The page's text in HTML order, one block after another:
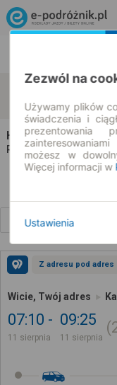
11.08.2026 | -- : --
Hoper1 - Przewozy
Rozkład jazdy i bilety |
Z adresu pod adres
Wicie, Twój adres
07:10
11 sierpnia
09:25
11 sierpnia
Zezwól na
Używamy plików
świadczenia i
prezentowania
możesz w
Więcej informacji w
Ustawienia